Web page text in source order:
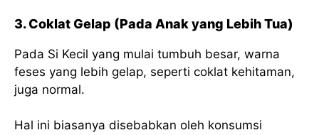
3. Coklat Gelap (Pada Anak yang Lebih Tua)
Pada Si Kecil yang mulai tumbuh besar, warna
feses yang lebih gelap, seperti coklat kehitaman,
juga normal.
Hal ini biasanya disebabkan oleh konsumsi